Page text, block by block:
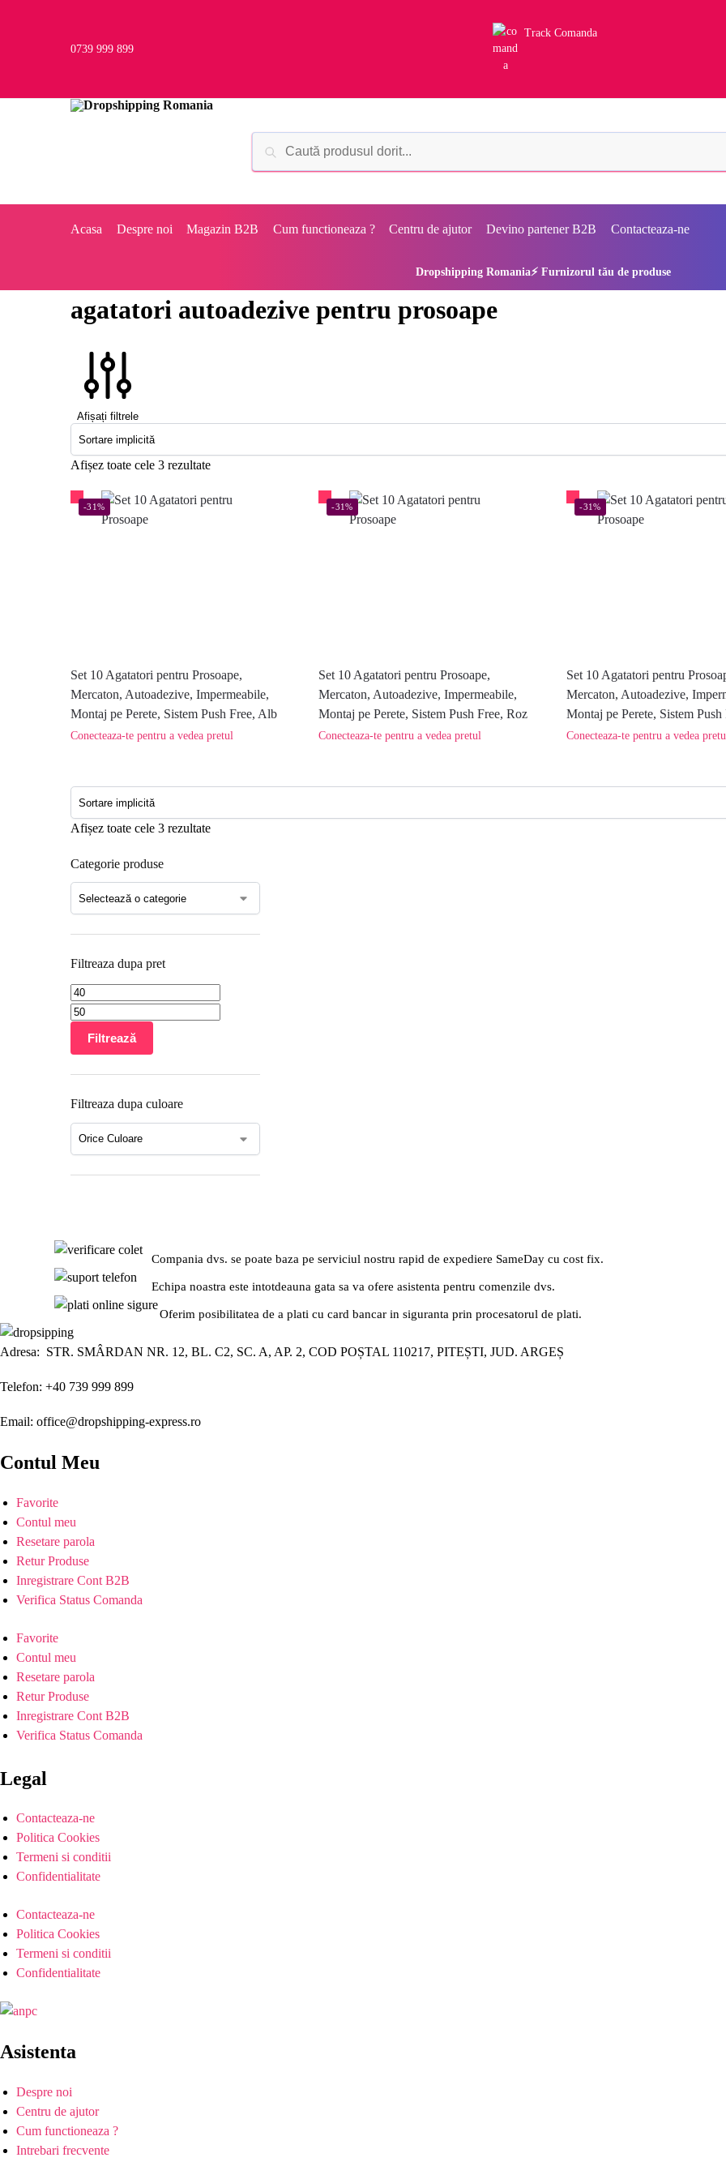
0739 999 899
Track Comanda
Acasa Despre noi Magazin B2B Cum functioneaza ? Centru de ajutor Devino partener B2B Contacteaza-ne
Dropshipping Romania⚡ Furnizorul tău de produse
agatatori autoadezive pentru prosoape
Afișați filtrele
Afișez toate cele 3 rezultate
-31%
Set 10 Agatatori pentru Prosoape,
Mercaton, Autoadezive, Impermeabile,
Montaj pe Perete, Sistem Push Free, Alb
Conecteaza-te pentru a vedea pretul
-31%
Set 10 Agatatori pentru Prosoape,
Mercaton, Autoadezive, Impermeabile,
Montaj pe Perete, Sistem Push Free, Roz
Conecteaza-te pentru a vedea pretul
-31%
Set 10 Agatatori pentru
Mercaton, Autoadezive,
Montaj pe Perete, Sistem Push
Conecteaza-te pentru a vedea
Afișez toate cele 3 rezultate
Categorie produse
Filtreaza dupa pret
Filtrează
Filtreaza dupa culoare
Compania dvs. se poate baza pe serviciul nostru rapid de expediere SameDay cu cost fix.
Echipa noastra este intotdeauna gata sa va ofere asistenta pentru comenzile dvs.
Oferim posibilitatea de a plati cu card bancar in siguranta prin procesatorul de plati.
Adresa: STR. SMÂRDAN NR. 12, BL. C2, SC. A, AP. 2, COD POȘTAL 110217, PITEȘTI, JUD. ARGEȘ
Telefon: +40 739 999 899
Email: office@dropshipping-express.ro
Contul Meu
Favorite
Contul meu
Resetare parola
Retur Produse
Inregistrare Cont B2B
Verifica Status Comanda
Favorite
Contul meu
Resetare parola
Retur Produse
Inregistrare Cont B2B
Verifica Status Comanda
Legal
Contacteaza-ne
Politica Cookies
Termeni si conditii
Confidentialitate
Contacteaza-ne
Politica Cookies
Termeni si conditii
Confidentialitate
Asistenta
Despre noi
Centru de ajutor
Cum functioneaza ?
Intrebari frecvente